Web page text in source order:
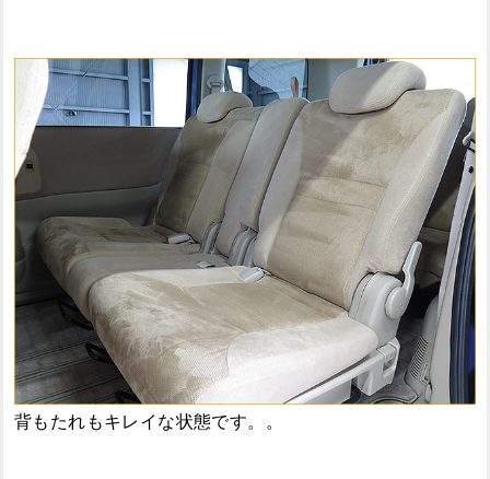
背もたれもキレイな状態です。。